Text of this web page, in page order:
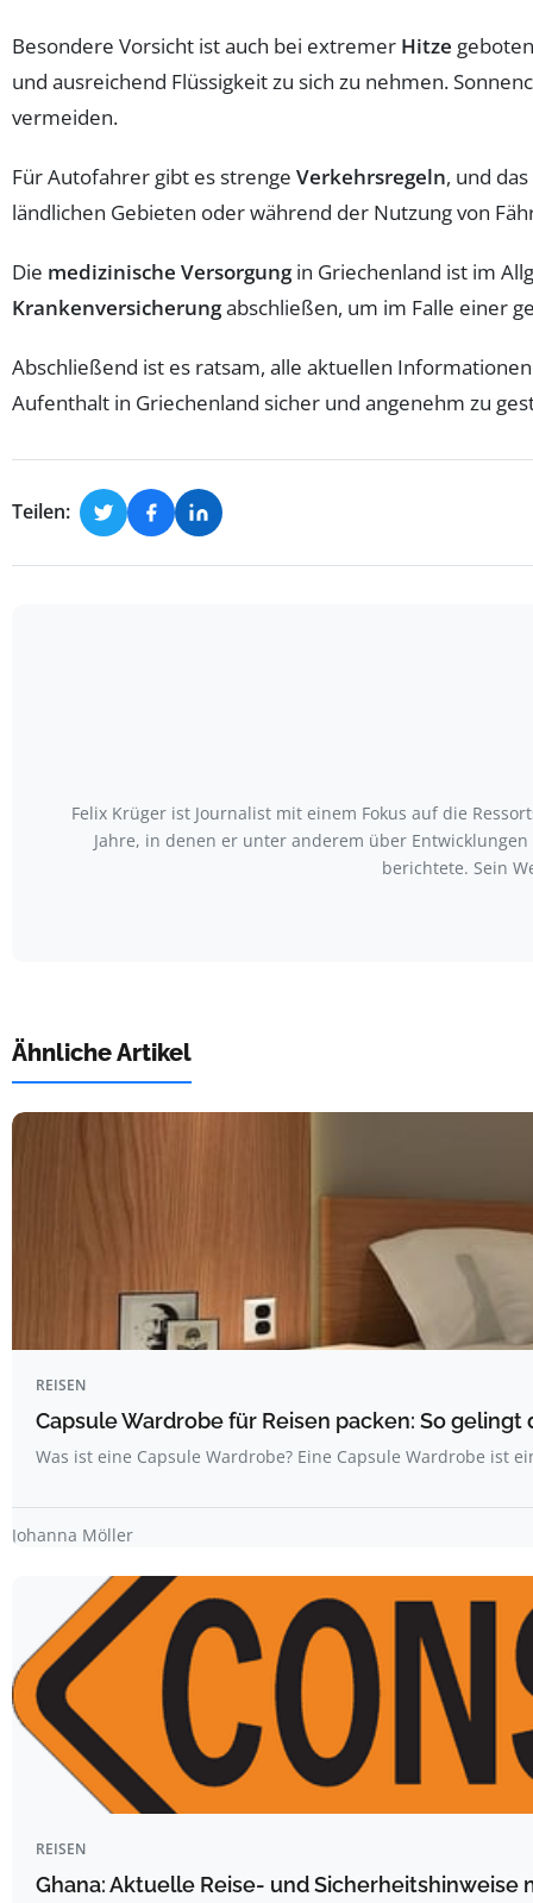
Besondere Vorsicht ist auch bei extremer Hitze
und ausreichend Flüssigkeit zu sich zu nehmen.
vermeiden.
Für Autofahrer gibt es strenge Verkehrsregeln, und
ländlichen Gebieten oder während der Nutzung von
Die medizinische Versorgungin Griechenland ist im
Krankenversicherungabschließen, um im Falle einer
Abschließend ist es ratsam, alle aktuellen
Aufenthalt in Griechenland sicher und angenehm zu
Teilen:
Felix Krüger ist Journalist mit einem Fokus auf die
Jahre, in denen er unter anderem über
berichtete. Sein
Ähnliche Artikel
REISEN
Capsule Wardrobe für Reisen packen: So
Was ist eine Capsule Wardrobe? Eine Capsule Wardrobe ist
Johanna Möller
REISEN
Ghana: Aktuelle Reise- und Sicherheitshinweise